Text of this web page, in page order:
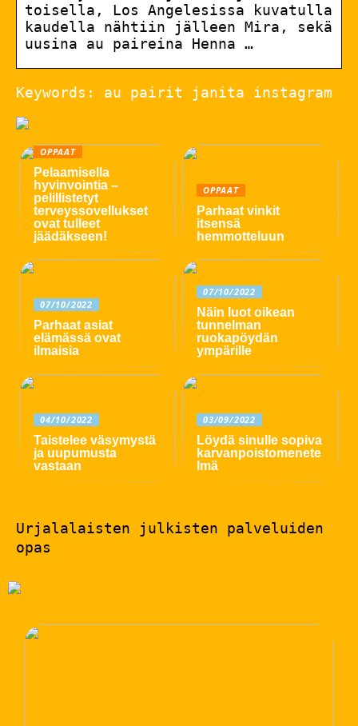
toisella, Los Angelesissa kuvatulla
kaudella nähtiin jälleen Mira, sekä
uusina au paireina Henna …
Keywords: au pairit janita instagram
OPPAAT
Pelaamisella
hyvinvointia –
pelillistetyt
terveyssovellukset
ovat tulleet
jäädäkseen!
OPPAAT
Parhaat vinkit
itsensä
hemmotteluun
07/10/2022
Parhaat asiat
elämässä ovat
ilmaisia
07/10/2022
Näin luot oikean
tunnelman
ruokapöydän
ympärille
04/10/2022
Taistelee väsymystä
ja uupumusta
vastaan
03/09/2022
Löydä sinulle sopiva
karvanpoistomenete
lmä
Urjalalaisten julkisten palveluiden
opas